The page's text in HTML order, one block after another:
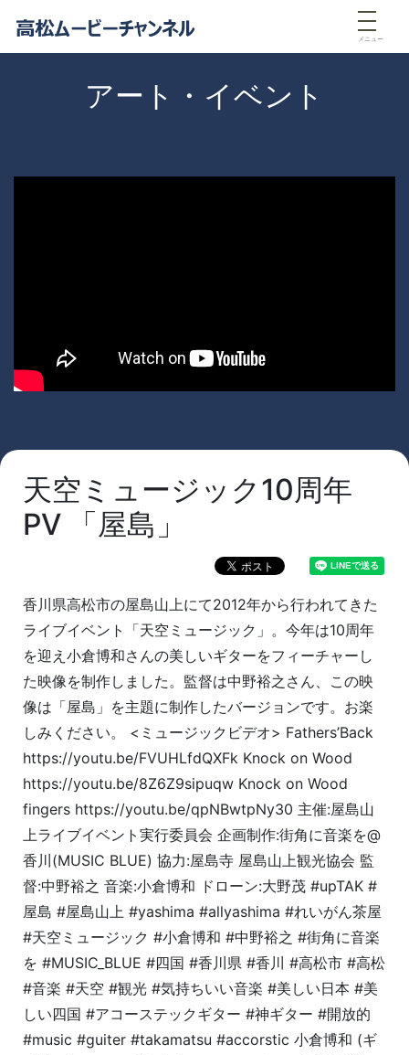
メニュー
アート・イベント
天空ミュージック10周年
PV 「屋島」
香川県高松市の屋島山上にて2012年から行われてきた
ライブイベント「天空ミュージック」。今年は10周年
を迎え小倉博和さんの美しいギターをフィーチャーし
た映像を制作しました。監督は中野裕之さん、この映
像は「屋島」を主題に制作したバージョンです。お楽
しみください。 <ミュージックビデオ> Fathers’Back
https://youtu.be/FVUHLfdQXFk Knock on Wood
https://youtu.be/8Z6Z9sipuqw Knock on Wood
fingers https://youtu.be/qpNBwtpNy30 主催:屋島山
上ライブイベント実行委員会 企画制作:街角に音楽を@
香川(MUSIC BLUE) 協力:屋島寺 屋島山上観光協会 監
督:中野裕之 音楽:小倉博和 ドローン:大野茂 #upTAK #
屋島 #屋島山上 #yashima #allyashima #れいがん茶屋
#天空ミュージック #小倉博和 #中野裕之 #街角に音楽
を #MUSIC_BLUE #四国 #香川県 #香川 #高松市 #高松
#音楽 #天空 #観光 #気持ちいい音楽 #美しい日本 #美
しい四国 #アコーステックギター #神ギター #開放的
#music #guiter #takamatsu #accorstic 小倉博和 (ギ